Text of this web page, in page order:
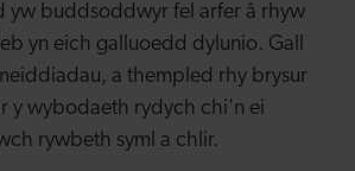
yw buddsoddwyr fel arfer â rhyw
yn eich galluoedd dylunio. Gall
a thempled rhy brysur
y wybodaeth rydych chi'n ei
rywbeth syml a chlir.